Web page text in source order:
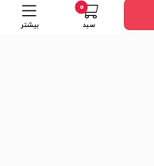
0
سبد بیشتر